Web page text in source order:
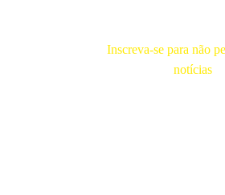
Inscreva-se para não
notícias